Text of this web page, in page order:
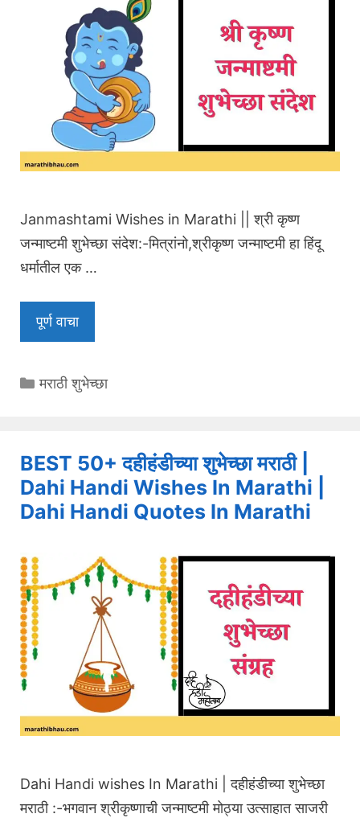
Janmashtami Wishes in Marathi || श्री कृष्ण
जन्माष्टमी शुभेच्छा संदेश:-मित्रांनो,श्रीकृष्ण जन्माष्टमी हा हिंदू
धर्मातील एक …
पूर्ण वाचा
Categories
मराठी शुभेच्छा
BEST 50+ दहीहंडीच्या शुभेच्छा मराठी |
Dahi Handi Wishes In Marathi |
Dahi Handi Quotes In Marathi
Dahi Handi wishes In Marathi | दहीहंडीच्या शुभेच्छा
मराठी :-भगवान श्रीकृष्णाची जन्माष्टमी मोठ्या उत्साहात साजरी